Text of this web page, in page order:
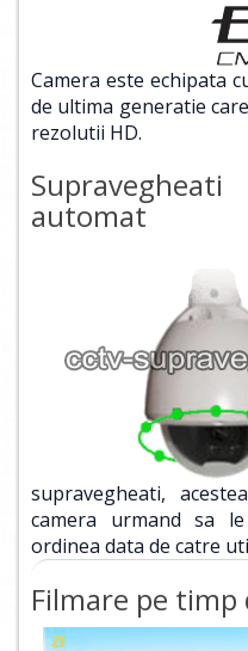
Camera este echipata
de ultima generatie
rezolutii HD.
automat
supravegheati,
camera urmand sa
ordinea data de catre
Filmare pe timp